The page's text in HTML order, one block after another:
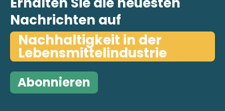
Nachrichten auf
Nachhaltigkeit in der
Lebensmittelindustrie
Abonnieren